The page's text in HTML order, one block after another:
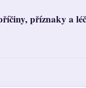
příznaky a